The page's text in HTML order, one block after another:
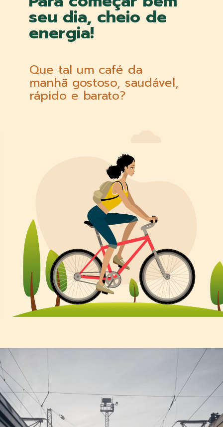
seu dia, cheio de
energia!
Que tal um café da
manhã gostoso, saudável,
rápido e barato?